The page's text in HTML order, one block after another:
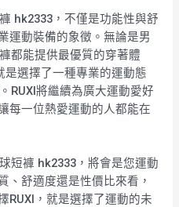
hk2333，不僅是功能性與舒
運動裝備的象徵。無論是男
都能提供最優質的穿著體
是選擇了一種專業的運動態
RUXI將繼續為廣大運動愛好
每一位熱愛運動的人都能在
短褲 hk2333，將會是您運動
、舒適度還是性價比來看，
RUXI，就是選擇了運動的未